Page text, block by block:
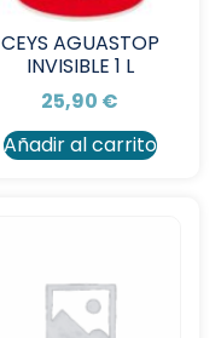
CEYS AGUASTOP
INVISIBLE 1 L
25,90 €
Añadir al carrito